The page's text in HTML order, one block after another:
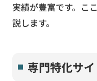
実績が豊富です。こ
説します。
専門特化サ